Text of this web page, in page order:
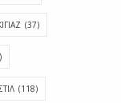
(37)
(118)